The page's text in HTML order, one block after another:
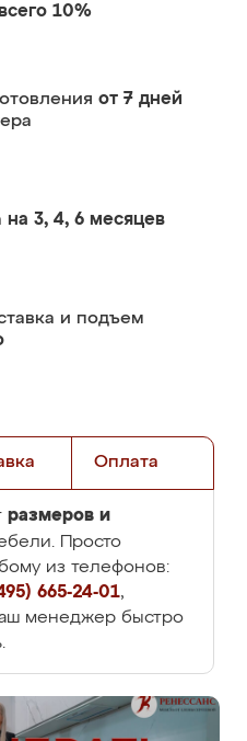
10%
от 7 дней
на 3, 4, 6 месяцев
и подъем
Оплата
размеров и
Просто
из телефонов:
665-24-01,
менеджер быстро